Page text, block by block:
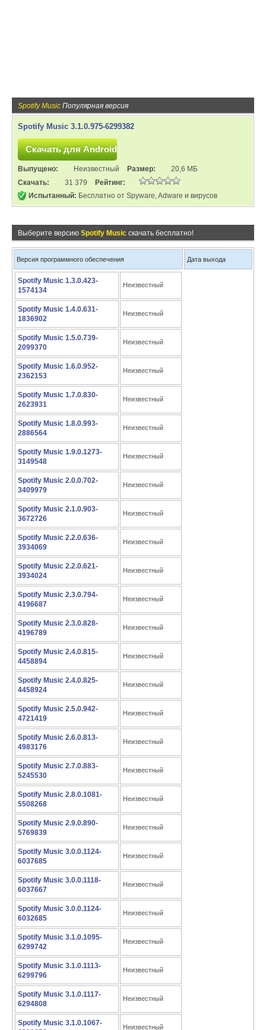
Spotify Music Популярная версия
Spotify Music 3.1.0.975-6299382
Выпущено: Неизвестный Размер:
20,6 МБ
Скачать:
31 379
Рейтинг:
Испытанный: Бесплатно от Spyware, Adware и вирусов
Выберите версию Spotify Music скачать бесплатно!
Версия программного обеспечения Дата выхода
Spotify Music 1.3.0.423-
1574134
Неизвестный
Spotify Music 1.4.0.631-
1836902
Неизвестный
Spotify Music 1.5.0.739-
2099370
Неизвестный
Spotify Music 1.6.0.952-
2362153
Неизвестный
Spotify Music 1.7.0.830-
2623931
Неизвестный
Spotify Music 1.8.0.993-
2886564
Неизвестный
Spotify Music 1.9.0.1273-
3149548
Неизвестный
Spotify Music 2.0.0.702-
3409979
Неизвестный
Spotify Music 2.1.0.903-
3672726
Неизвестный
Spotify Music 2.2.0.636-
3934069
Неизвестный
Spotify Music 2.2.0.621-
3934024
Неизвестный
Spotify Music 2.3.0.794-
4196687
Неизвестный
Spotify Music 2.3.0.828-
4196789
Неизвестный
Spotify Music 2.4.0.815-
4458894
Неизвестный
Spotify Music 2.4.0.825-
4458924
Неизвестный
Spotify Music 2.5.0.942-
4721419
Неизвестный
Spotify Music 2.6.0.813-
4983176
Неизвестный
Spotify Music 2.7.0.883-
5245530
Неизвестный
Spotify Music 2.8.0.1081-
5508268
Неизвестный
Spotify Music 2.9.0.890-
5769839
Неизвестный
Spotify Music 3.0.0.1124-
6037685
Неизвестный
Spotify Music 3.0.0.1118-
6037667
Неизвестный
Spotify Music 3.0.0.1124-
6032685
Неизвестный
Spotify Music 3.1.0.1095-
6299742
Неизвестный
Spotify Music 3.1.0.1113-
6299796
Неизвестный
Spotify Music 3.1.0.1117-
6294808
Неизвестный
Spotify Music 3.1.0.1067-
Неизвестный